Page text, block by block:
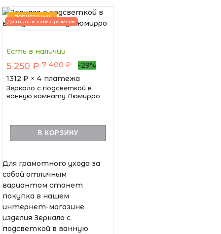
ПОПУЛЯРНЫЙ
Доступны любые размеры
Есть в наличии
5 250 ₽ 7 400 ₽
-29%
1312 ₽ × 4 платежа
Зеркало с подсветкой в
ванную комнату Люмирро
В КОРЗИНУ
Для грамотного ухода за
собой отличным
вариантом станет
покупка в нашем
интернет-магазине
изделия Зеркало с
подсветкой в ванную